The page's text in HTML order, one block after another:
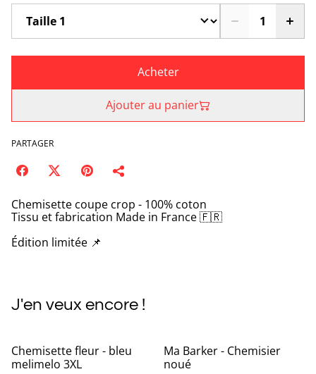
Acheter
Ajouter au panier
PARTAGER
Chemisette coupe crop - 100% coton
Tissu et fabrication Made in France 🇫🇷
Édition limitée 📌
J'en veux encore !
Chemisette fleur - bleu
melimelo 3XL
Ma Barker - Chemisier
noué